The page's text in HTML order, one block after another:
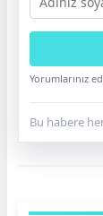
Yorumlarınız
Bu habere